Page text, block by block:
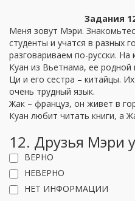
Задания
Меня зовут Мэри.
студенты и учатся в разных
разговариваем по-русски.
Куан из Вьетнама, ее
Ци и его сестра – китайцы.
очень трудный язык.
Жак – француз, он живет в
Куан любит читать книги, а
12. Друзья Мэри
ВЕРНО
НЕВЕРНО
НЕТ ИНФОРМАЦИИ